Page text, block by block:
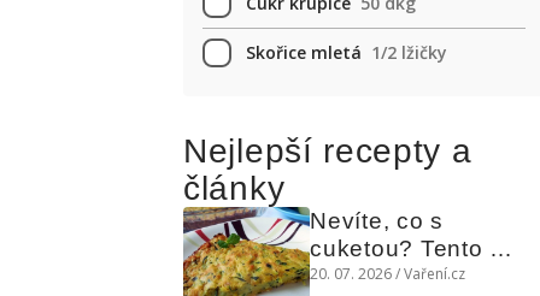
Skořice mletá 1/2 lžičky
Nejlepší recepty a
články
Nevíte, co s
cuketou? Tento
levný slaný koláč
20. 07. 2026 / Vaření.cz